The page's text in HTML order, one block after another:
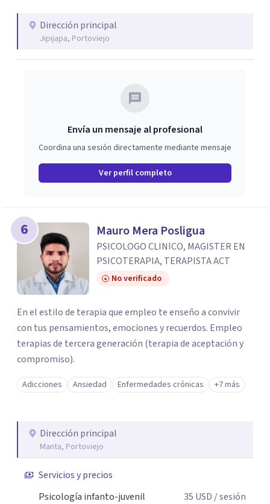
Dirección principal
Jipijapa, Portoviejo
Envía un mensaje al profesional
Coordina una sesión directamente mediante mensaje
Ver perfil completo
6 Mauro Mera Posligua
PSICOLOGO CLINICO, MAGISTER EN
PSICOTERAPIA, TERAPISTA ACT
No verificado
En el estilo de terapia que empleo te enseño a convivir
con tus pensamientos, emociones y recuerdos. Empleo
terapias de tercera generación (terapia de aceptación y
compromiso).
Adicciones Ansiedad Enfermedades crónicas +7 más
Dirección principal
Manta, Portoviejo
Servicios y precios
Psicología infanto-juvenil
35 USD / sesión